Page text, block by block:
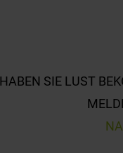
HABEN SIE LUST